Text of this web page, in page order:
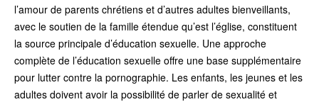
l’amour de parents chrétiens et d’autres adultes bienveillants,
avec le soutien de la famille étendue qu’est l’église, constituent
la source principale d’éducation sexuelle. Une approche
complète de l’éducation sexuelle offre une base supplémentaire
pour lutter contre la pornographie. Les enfants, les jeunes et les
adultes doivent avoir la possibilité de parler de sexualité et